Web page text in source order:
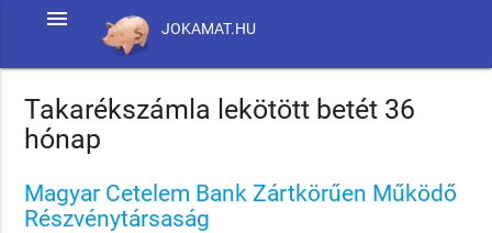
JOKAMAT.HU
menu
Takarékszámla lekötött betét 36
hónap
Magyar Cetelem Bank Zártkörűen Működő
Részvénytársaság